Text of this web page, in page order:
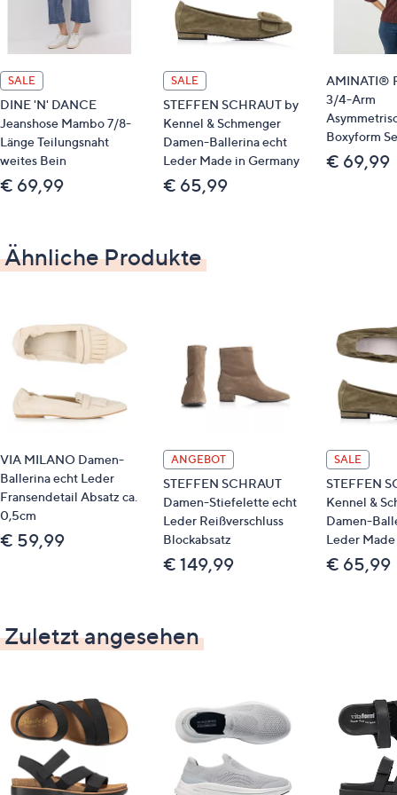
Obermaterial: Leder (Ziege)
Futter/Decksohle: Leder (Ziege)
Laufsohle: sonstiges Material (Gummi)
SALE
DINE 'N' DANCE
Jeanshose Mambo 7/8-
Länge Teilungsnaht
weites Bein
€ 69,99
SALE
STEFFEN SCHRAUT by
Kennel & Schmenger
Damen-Ballerina echt
Leder Made in Germany
€ 65,99
AMINATI®
3/4-Arm
Boxyform
€ 69,99
Ähnliche Produkte
VIA MILANO Damen-
Ballerina echt Leder
Fransendetail Absatz ca.
0,5cm
€ 59,99
ANGEBOT
STEFFEN SCHRAUT
Damen-Stiefelette echt
Leder Reißverschluss
Blockabsatz
€ 149,99
SALE
STEFFEN
Kennel &
Damen-
Leder
€ 65,99
Zuletzt angesehen